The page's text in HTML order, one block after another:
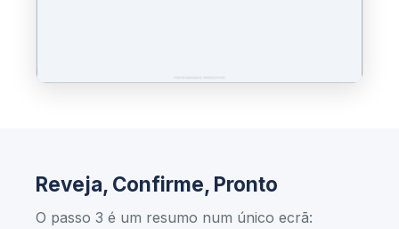
Reveja, Confirme, Pronto
O passo 3 é um resumo num único ecrã: